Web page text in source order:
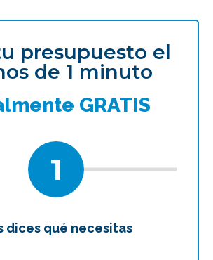
presupuesto el
de 1 minuto
GRATIS
1
dices qué necesitas